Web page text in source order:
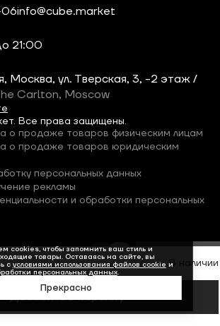
В наличии
Добавить в корзину
Все права защищены.
info@cube.market
21:00
Москва, ул. Тверская, 3, -2 этаж /
Carlton, Moscow
о продаже товаров физическим лицам
о продаже товаров юридическим
персональных данных
рекламы
и обработки персональных
cookies, чтобы запомнить ваш стиль и
товары. Оставаясь на сайте, вы
с условиями использования файлов cookie и
персональных данных.
Прекрасно